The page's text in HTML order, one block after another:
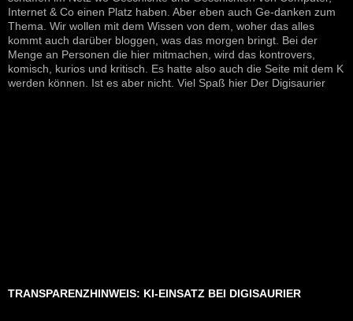
Internet & Co einen Platz haben. Aber eben auch Ge-danken zum
Thema. Wir wollen mit dem Wissen von dem, woher das alles
kommt auch darüber bloggen, was das morgen bringt. Bei der
Menge an Personen die hier mitmachen, wird das kontrovers,
komisch, kurios und kritisch. Es hatte also auch die Seite mit dem K
werden können. Ist es aber nicht. Viel Spaß hier Der Digisaurier
TRANSPARENZHINWEIS: KI-EINSATZ BEI DIGISAURIER